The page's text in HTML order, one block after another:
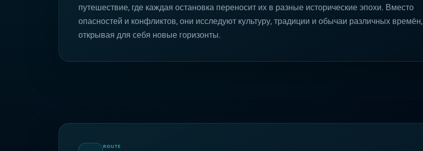
путешествие, где каждая остановка переносит их в разные исторические эпохи. Вместо
опасностей и конфликтов, они исследуют культуру, традиции и обычаи различных времён,
открывая для себя новые горизонты.
ROUTE